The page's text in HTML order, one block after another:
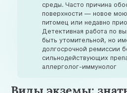
среды. Часто причина
поверхности — новое
питомец или недавно
Детективная работа по
быть утомительной, но
долгосрочной ремиссии
сильнодействующих
аллерголог-иммунолог